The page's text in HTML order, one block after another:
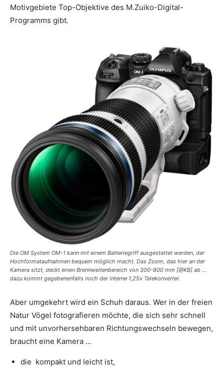
Motivgebiete Top-Objektive des M.Zuiko-Digital-
Programms gibt.
Die OM System OM-1 kann mit einem Batteriegriff ausgestattet werden, der
Hochformataufnahmen bequem möglich macht. Das Zoom, das hier an der
Kamera sitzt, deckt einen Brennweitenbereich von 300-800 mm [@KB] ab …
dazu kommt gegebenenfalls noch der interne 1,25x Telekonverter.
Aber umgekehrt wird ein Schuh daraus. Wer in der freien
Natur Vögel fotografieren möchte, die sich sehr schnell
und mit unvorhersehbaren Richtungswechseln bewegen,
braucht eine Kamera …
die kompakt und leicht ist,